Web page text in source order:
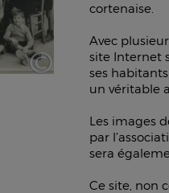
cortenaise.
Avec
site Internet
ses
un véritable
Les images
par
sera
Ce site, non